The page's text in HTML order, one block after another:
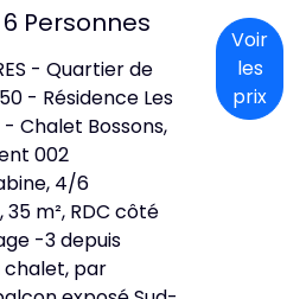
Personnes
- Quartier de
- Résidence Les
Chalet Bossons,
002
4/6
m², RDC côté
-3 depuis
chalet, par
Voir
les
prix